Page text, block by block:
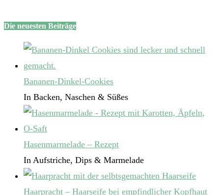
Die neuesten Beiträge
Bananen-Dinkel-Cookies
In Backen, Naschen & Süßes
Hasenmarmelade – Rezept
In Aufstriche, Dips & Marmelade
Haarpracht – Haarseife bei empfindlicher Kopfhaut